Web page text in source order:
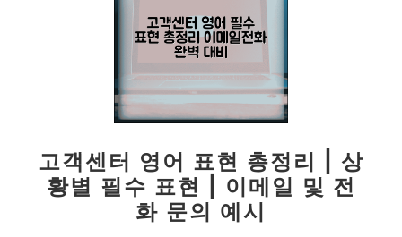
고객센터 영어 표현 총정리 | 상
황별 필수 표현 | 이메일 및 전
화 문의 예시